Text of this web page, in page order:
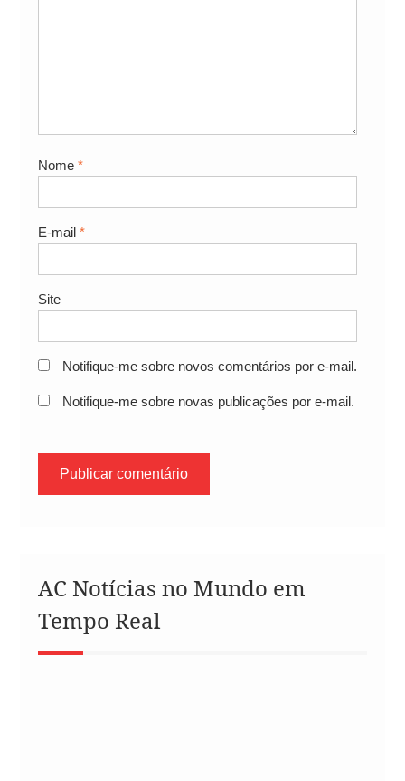
Nome *
E-mail *
Site
Notifique-me sobre novos comentários por e-mail.
Notifique-me sobre novas publicações por e-mail.
AC Notícias no Mundo em
Tempo Real